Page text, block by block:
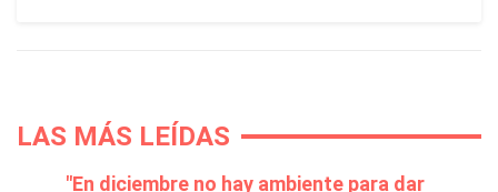
LAS MÁS LEÍDAS
"En diciembre no hay ambiente para dar